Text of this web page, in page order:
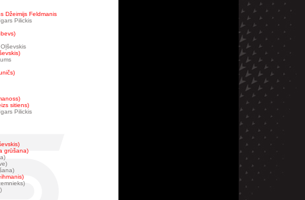
Džeimijs Feldmanis
Pilickis
sitiens)
Pilickis
grūšana)